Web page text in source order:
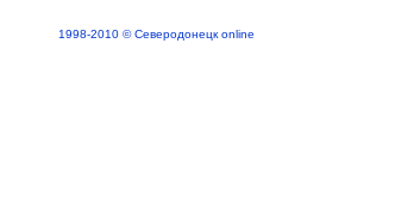
1998-2010 © Северодонецк online